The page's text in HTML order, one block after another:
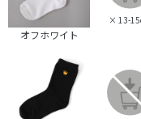
オフホワイト
× 13-